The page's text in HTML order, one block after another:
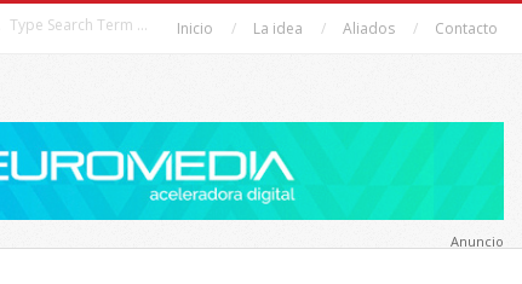
Inicio La idea Aliados Contacto
Anuncio